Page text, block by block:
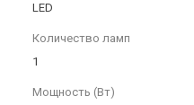
LED
Количество ламп
1
Мощность (Вт)